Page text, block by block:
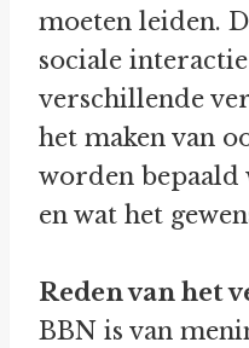
moeten leiden.
sociale
verschillende
het maken van
worden
en wat het
Reden van het
BBN is van